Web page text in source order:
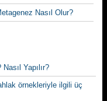
Nasıl Olur?
Yapılır?
örnekleriyle ilgili üç